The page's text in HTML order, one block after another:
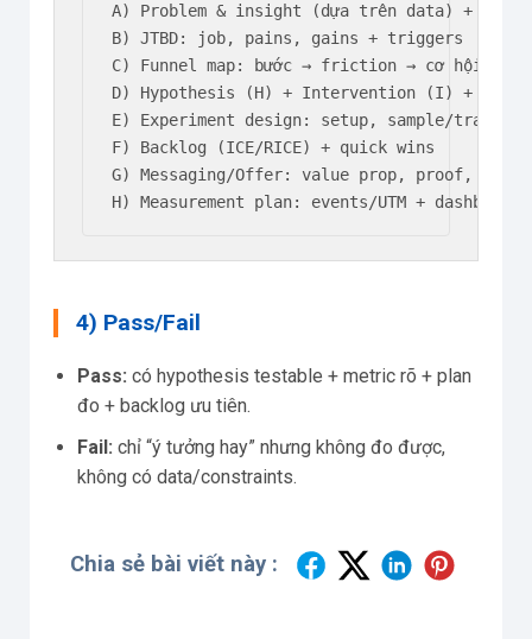
A) Problem & insight (dựa trên data) + 3
B) JTBD: job, pains, gains + triggers
C) Funnel map: bước → friction → cơ hội
D) Hypothesis (H) + Intervention (I) +
E) Experiment design: setup, sample/
F) Backlog (ICE/RICE) + quick wins
G) Messaging/Offer: value prop, proof,
H) Measurement plan: events/UTM +
4) Pass/Fail
Pass: có hypothesis testable + metric rõ + plan
đo + backlog ưu tiên.
Fail: chỉ “ý tưởng hay” nhưng không đo được,
không có data/constraints.
Chia sẻ bài viết này :